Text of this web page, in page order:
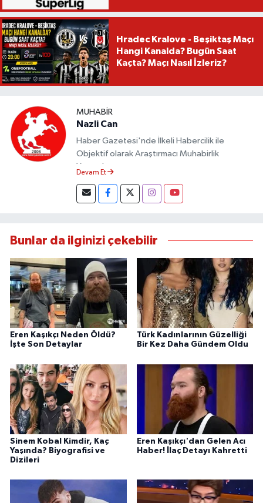
Hradec Kralove - Beşiktaş Maçı
Hangi Kanalda? Bugün Saat
Kaçta? Maçı Nasıl İzleriz?
MUHABIR
Nazli Can
Haber Gazetesi'nde İlkeli Habercilik ile
Objektif olarak Araştırmacı Muhabirlik
Yapmaktayım.
Devam Et
Bunlar da ilginizi çekebilir
Eren Kaşıkçı Neden Öldü?
İşte Son Detaylar
Türk Kadınlarının Güzelliği
Bir Kez Daha Gündem Oldu
Sinem Kobal Kimdir, Kaç
Yaşında? Biyografisi ve
Dizileri
Eren Kaşıkçı'dan Gelen Acı
Haber! İlaç Detayı Kahretti